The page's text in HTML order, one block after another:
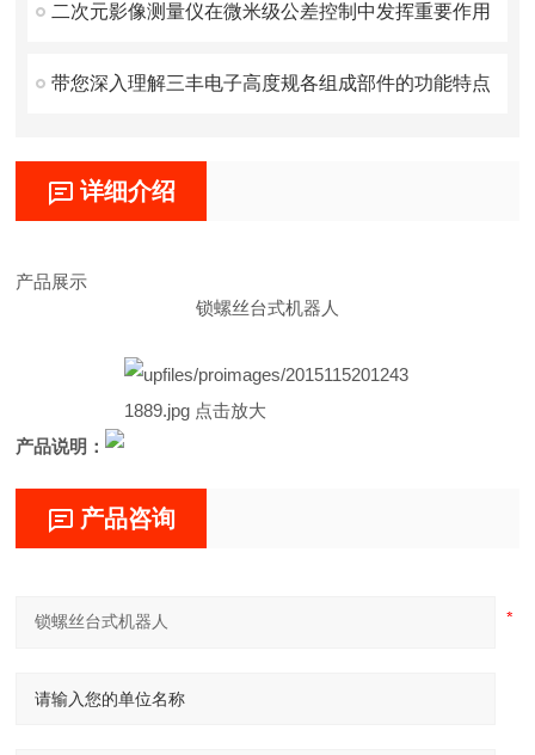
二次元影像测量仪在微米级公差控制中发挥重要作用
带您深入理解三丰电子高度规各组成部件的功能特点
详细介绍
产品展示
锁螺丝台式机器人
产品说明：
产品咨询